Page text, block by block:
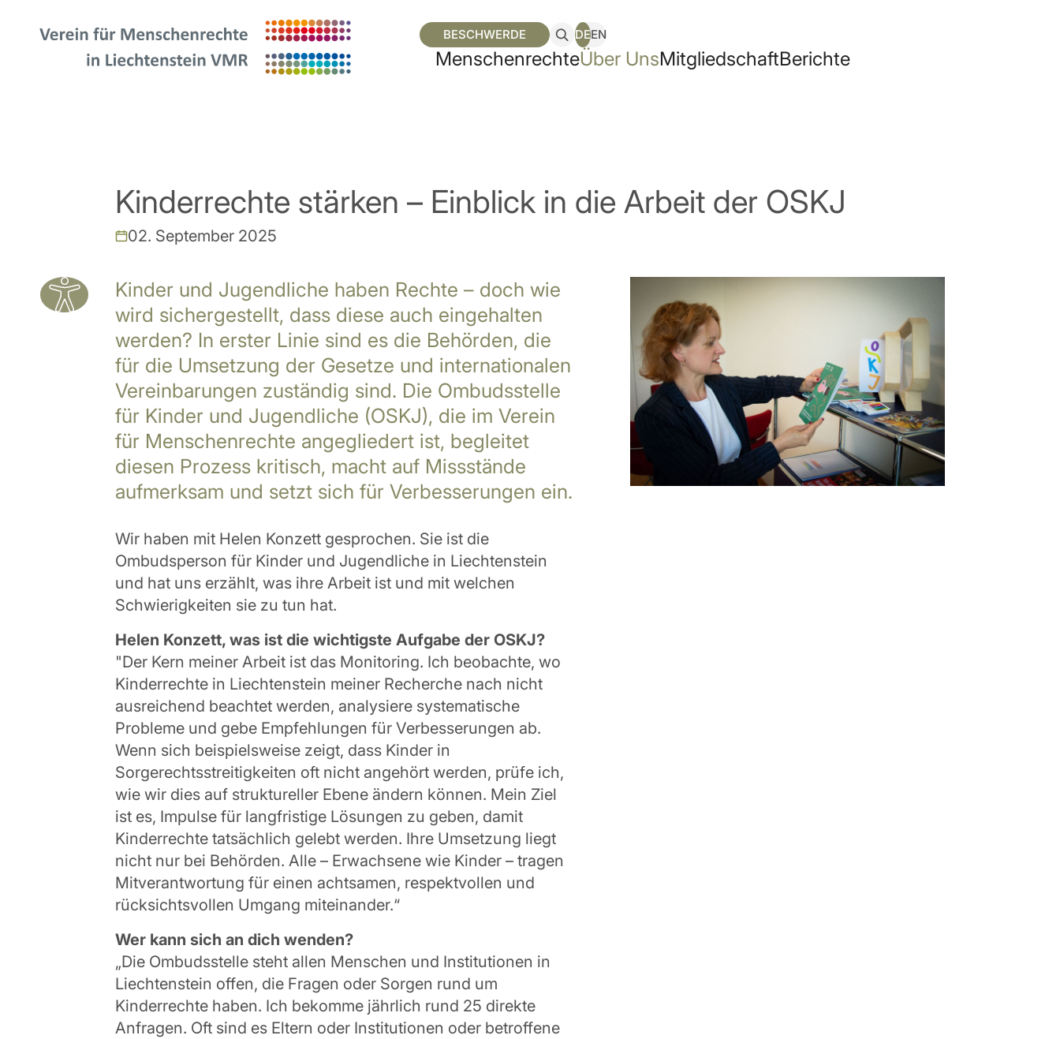
Men­schen­rech­teÜber UnsMit­glied­schaftBe­rich­te
BESCHWERDE DEEN
Kinderrechte stärken – Einblick in die Arbeit der OSKJ
02. September 2025
Kinder und Jugendliche haben Rechte – doch wie
wird sichergestellt, dass diese auch eingehalten
werden? In erster Linie sind es die Behörden, die
für die Umsetzung der Gesetze und internationalen
Vereinbarungen zuständig sind. Die Ombudsstelle
für Kinder und Jugendliche (OSKJ), die im Verein
für Menschenrechte angegliedert ist, begleitet
diesen Prozess kritisch, macht auf Missstände
aufmerksam und setzt sich für Verbesserungen ein.
Wir haben mit Helen Konzett gesprochen. Sie ist die
Ombudsperson für Kinder und Jugendliche in Liechtenstein
und hat uns erzählt, was ihre Arbeit ist und mit welchen
Schwierigkeiten sie zu tun hat.
Helen Konzett, was ist die wichtigste Aufgabe der OSKJ?
"Der Kern meiner Arbeit ist das Monitoring. Ich beobachte, wo
Kinderrechte in Liechtenstein meiner Recherche nach nicht
ausreichend beachtet werden, analysiere systematische
Probleme und gebe Empfehlungen für Verbesserungen ab.
Wenn sich beispielsweise zeigt, dass Kinder in
Sorgerechtsstreitigkeiten oft nicht angehört werden, prüfe ich,
wie wir dies auf struktureller Ebene ändern können. Mein Ziel
ist es, Impulse für langfristige Lösungen zu geben, damit
Kinderrechte tatsächlich gelebt werden. Ihre Umsetzung liegt
nicht nur bei Behörden. Alle – Erwachsene wie Kinder – tragen
Mitverantwortung für einen achtsamen, respektvollen und
rücksichtsvollen Umgang miteinander.“
Wer kann sich an dich wenden?
„Die Ombudsstelle steht allen Menschen und Institutionen in
Liechtenstein offen, die Fragen oder Sorgen rund um
Kinderrechte haben. Ich bekomme jährlich rund 25 direkte
Anfragen. Oft sind es Eltern oder Institutionen oder betroffene